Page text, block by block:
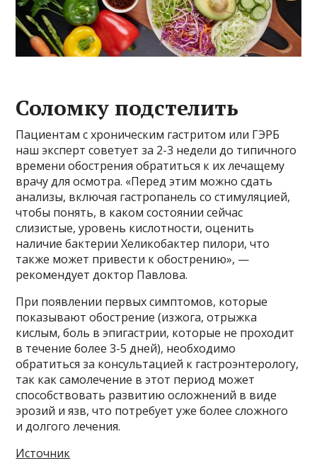
Соломку подстелить
Пациентам с хроническим гастритом или ГЭРБ
наш эксперт советует за 2-3 недели до типичного
времени обострения обратиться к их лечащему
врачу для осмотра. «Перед этим можно сдать
анализы, включая гастропанель со стимуляцией,
чтобы понять, в каком состоянии сейчас
слизистые, уровень кислотности, оценить
наличие бактерии Хеликобактер пилори, что
также может привести к обострению», —
рекомендует доктор Павлова.
При появлении первых симптомов, которые
показывают обострение (изжога, отрыжка
кислым, боль в эпигастрии, которые не проходит
в течение более 3-5 дней), необходимо
обратиться за консультацией к гастроэнтерологу,
так как самолечение в этот период может
способствовать развитию осложнений в виде
эрозий и язв, что потребует уже более сложного
и долгого лечения.
Источник